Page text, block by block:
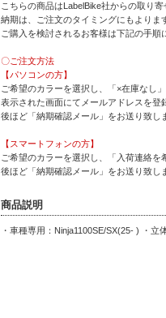
こちらの商品はLabelBike社からの取り寄
納期は、ご注文のタイミングにもよりま
ご購入を検討されるお客様は下記の手順
〇ご注文方法
【パソコンの方】
ご希望のカラーを選択し、「×在庫なし
表示された画面にてメールアドレスを登
後ほど「納期確認メール」をお送り致し
【スマートフォンの方】
ご希望のカラーを選択し、「入荷連絡を
後ほど「納期確認メール」をお送り致し
商品説明
・車種専用：Ninja1100SE/SX(25- ) ・立